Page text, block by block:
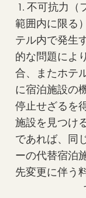
1. 不可抗力（
範囲内に限る
テル内で発生
的な問題によ
合、またホテ
に宿泊施設の
停止せざるを
施設を見つけ
であれば、同
ーの代替宿泊
先変更に伴う